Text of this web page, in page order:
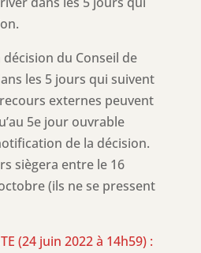
du Conseil de
les 5 jours qui suivent
externes peuvent
5e jour ouvrable
de la décision.
siègera entre le 16
(ils ne se pressent
(24 juin 2022 à 14h59) :